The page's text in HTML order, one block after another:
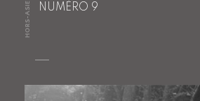
HORS-ASIE NUMÉRO 9